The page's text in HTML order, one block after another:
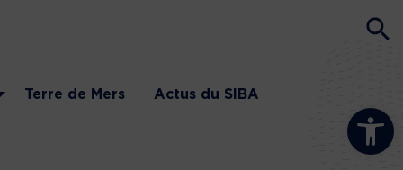
Ouvrir la
Terre de Mers Actus du SIBA